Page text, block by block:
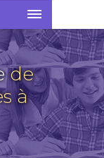
de
à